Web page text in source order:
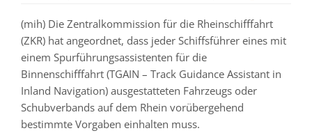
(mih) Die Zentralkommission für die Rheinschifffahrt
(ZKR) hat angeordnet, dass jeder Schiffsführer eines mit
einem Spurführungsassistenten für die
Binnenschifffahrt (TGAIN – Track Guidance Assistant in
Inland Navigation) ausgestatteten Fahrzeugs oder
Schubverbands auf dem Rhein vorübergehend
bestimmte Vorgaben einhalten muss.